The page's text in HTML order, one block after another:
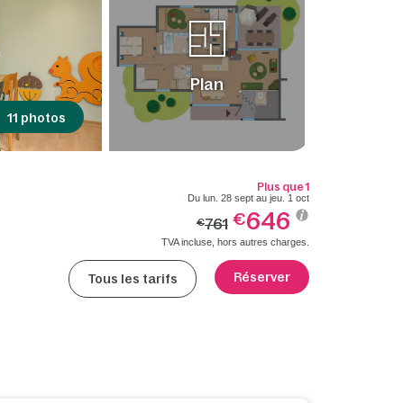
11 photos
Plan
Plus que 1
Du lun. 28 sept au jeu. 1 oct
€761 €646
TVA incluse, hors autres charges.
Tous les tarifs Réserver